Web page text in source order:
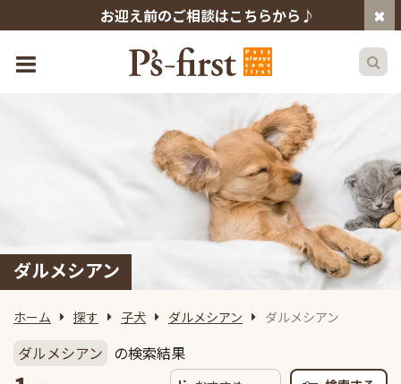
お迎え前のご相談はこちらから♪
ダルメシアン
ホーム 探す 子犬 ダルメシアン ダルメシアン
ダルメシアン の検索結果